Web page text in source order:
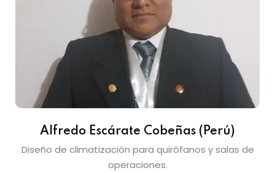
Alfredo Escárate Cobeñas (Perú)
Diseño de climatización para quirófanos y salas de
operaciones.